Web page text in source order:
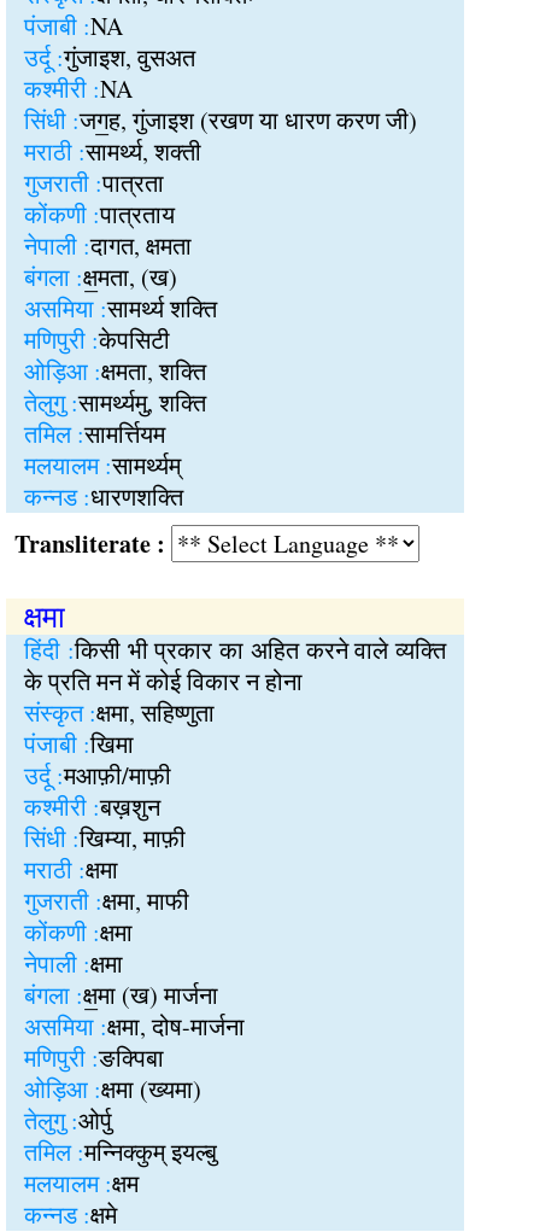
पंजाबी :NA
उर्दू :गुंजाइश, वुसअत
कश्मीरी :NA
सिंधी :जग॒ह, गुंजाइश (रखण या धारण करण जी)
मराठी :सामर्थ्य, शक्ती
गुजराती :पात्रता
कोंकणी :पात्रताय
नेपाली :दागत, क्षमता
बंगला :क्ष॒मता, (ख)
असमिया :सामर्थ्य शक्ति
मणिपुरी :केपसिटी
ओड़िआ :क्षमता, शक्ति
तेलुगु :सामर्थ्यमु, शक्ति
तमिल :सामर्त्तियम
मलयालम :सामर्थ्यम्
कन्नड :धारणशक्ति
:
क्षमा
हिंदी :किसी भी प्रकार का अहित करने वाले व्यक्ति
के प्रति मन में कोई विकार न होना
संस्कृत :क्षमा, सहिष्णुता
पंजाबी :खिमा
उर्दू :मआफ़ी/माफ़ी
कश्मीरी :बख़शुन
सिंधी :खिम्या, माफ़ी
मराठी :क्षमा
गुजराती :क्षमा, माफी
कोंकणी :क्षमा
नेपाली :क्षमा
बंगला :क्ष॒मा (ख) मार्जना
असमिया :क्षमा, दोष-मार्जना
मणिपुरी :ङक्पिबा
ओड़िआ :क्षमा (ख्यमा)
तेलुगु :ओर्पु
तमिल :मन्निक्कुम् इयल्बु
मलयालम :क्षम
कन्नड :क्षमे